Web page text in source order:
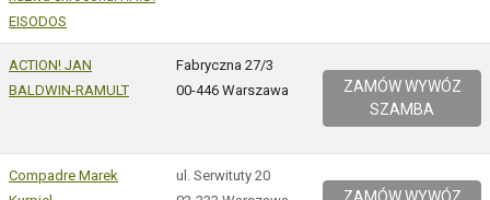
EISODOS
ACTION! JAN
BALDWIN-RAMULT
Fabryczna 27/3
00-446 Warszawa
ZAMÓW WYWÓZ
SZAMBA
Compadre Marek
ul. Serwituty 20